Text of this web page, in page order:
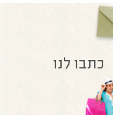
כתבו לנו